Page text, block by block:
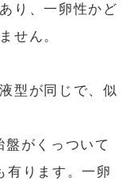
り、一卵性かど
せん。
型が同じで、似
盤がくっついて
有ります。一卵